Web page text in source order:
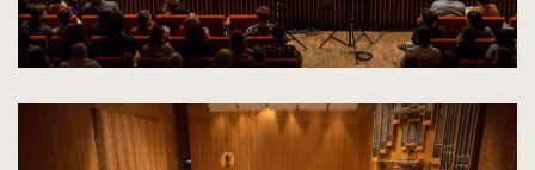
spowoduje
powiększenie